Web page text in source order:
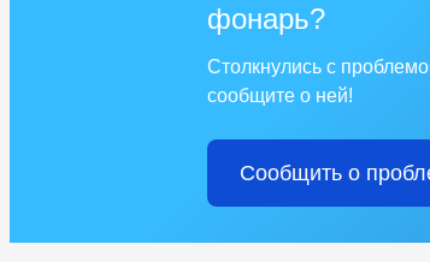
фонарь?
Столкнулись с
сообщите о ней!
Сообщить о